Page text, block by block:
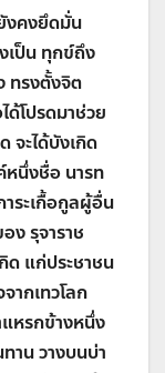
งคงยึดมั่น
เป็น ทุกข์ถึง
ทรงตั้งจิต
โปรดมาช่วย
จะได้บังเกิด
นึ่งชื่อ นารท
ระเกื้อกูลผู้อื่น
ง รุจาราช
ด แก่ประชาชน
ากเทวโลก
หรกข้างหนึ่ง
าน วางบนบ่า